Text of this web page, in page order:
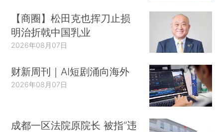
【商圈】松田克也挥刀止损
明治折戟中国乳业
2026年08月07日
财新周刊｜AI短剧涌向海外
2026年08月07日
成都一区法院原院长 被指“违